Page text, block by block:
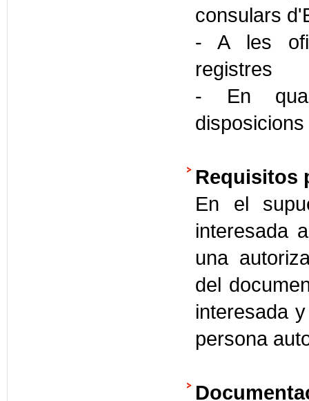
consulars
- A les
registres
- En
Requisitos
En el
interesada
una
del
interesada
persona